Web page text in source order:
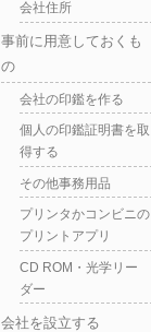
会社住所
事前に用意しておくも
の
会社の印鑑を作る
個人の印鑑証明書を取
得する
その他事務用品
プリンタかコンビニの
プリントアプリ
CD ROM・光学リー
ダー
会社を設立する